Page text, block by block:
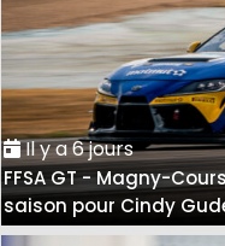
Il y a 6 jours
FFSA GT - Magny-
saison pour Cindy